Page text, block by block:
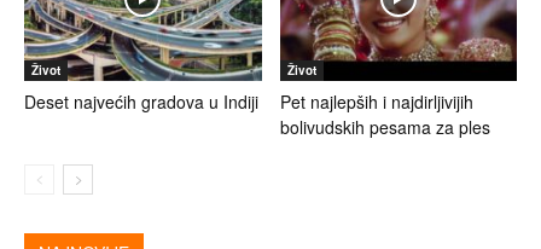
Život
Deset najvećih gradova u Indiji
Život
Pet najlepših i najdirljivijih
bolivudskih pesama za ples